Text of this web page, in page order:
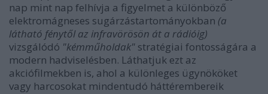
nap mint nap felhívja a figyelmet a különböző
elektromágneses sugárzástartományokban (a
látható fénytől az infravörösön át a rádióig)
vizsgálódó "kémműholdak" stratégiai fontosságára a
modern hadviselésben. Láthatjuk ezt az
akciófilmekben is, ahol a különleges ügynököket
vagy harcosokat mindentudó háttérembereik